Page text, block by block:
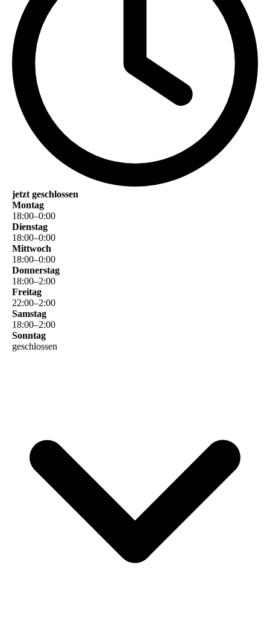
jetzt geschlossen
Montag
18:00–0:00
Dienstag
18:00–0:00
Mittwoch
18:00–0:00
Donnerstag
18:00–2:00
Freitag
22:00–2:00
Samstag
18:00–2:00
Sonntag
geschlossen